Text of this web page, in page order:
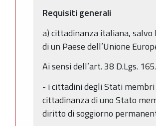
Requisiti generali
a) cittadinanza italiana,
di un Paese dell’Unione
Ai sensi dell’art. 38 D.Lgs.
- i cittadini degli Stati
cittadinanza di uno Stato
diritto di soggiorno